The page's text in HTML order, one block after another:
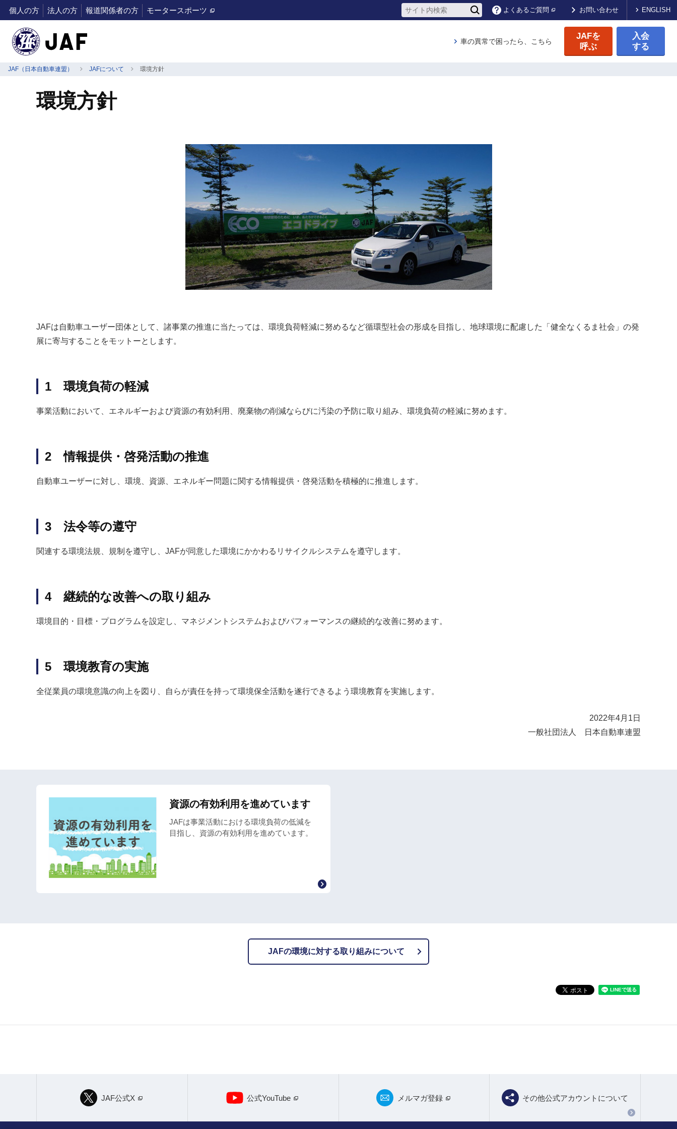
個人の方 法人の方 報道関係者の方 モータースポーツ よくあるご質問 お問い合わせ ENGLISH
車の異常で困ったら、こちら
JAFを
呼ぶ
入会
する
JAF（日本自動車連盟） JAFについて 環境方針
環境方針
JAFは自動車ユーザー団体として、諸事業の推進に当たっては、環境負荷軽減に努めるなど循環型社会の形成を目指し、地球環境に配慮した「健全なくるま社会」の発
展に寄与することをモットーとします。
1 環境負荷の軽減
事業活動において、エネルギーおよび資源の有効利用、廃棄物の削減ならびに汚染の予防に取り組み、環境負荷の軽減に努めます。
2 情報提供・啓発活動の推進
自動車ユーザーに対し、環境、資源、エネルギー問題に関する情報提供・啓発活動を積極的に推進します。
3 法令等の遵守
関連する環境法規、規制を遵守し、JAFが同意した環境にかかわるリサイクルシステムを遵守します。
4 継続的な改善への取り組み
環境目的・目標・プログラムを設定し、マネジメントシステムおよびパフォーマンスの継続的な改善に努めます。
5 環境教育の実施
全従業員の環境意識の向上を図り、自らが責任を持って環境保全活動を遂行できるよう環境教育を実施します。
2022年4月1日
一般社団法人
日本自動車連盟
資源の有効利用を進めています
JAFは事業活動における環境負荷の低減を
目指し、資源の有効利用を進めています。
JAFの環境に対する取り組みについて
JAF公式X 公式YouTube メルマガ登録 その他公式アカウントについて